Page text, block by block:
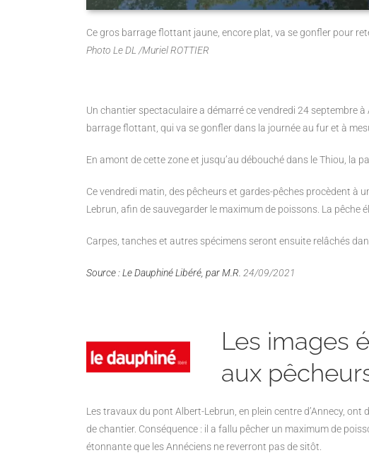
Ce gros barrage flottant jaune, encore plat, va se gonfler pour
Photo Le DL /Muriel ROTTIER
Un chantier spectaculaire a démarré ce vendredi 24 septembre
barrage flottant, qui va se gonfler dans la journée au fur et à
En amont de cette zone et jusqu’au débouché dans le Thiou, la
Ce vendredi matin, des pêcheurs et gardes-pêches procèdent à
Lebrun, afin de sauvegarder le maximum de poissons. La pêche
Carpes, tanches et autres spécimens seront ensuite relâchés
Source : Le Dauphiné Libéré, par M.R. 24/09/2021
Les images
aux
Les travaux du pont Albert-Lebrun, en plein centre d’Annecy,
de chantier. Conséquence : il a fallu pêcher un maximum de
étonnante que les Annéciens ne reverront pas de sitôt.